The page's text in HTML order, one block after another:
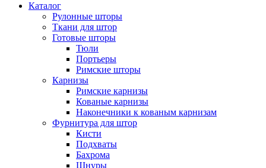
Каталог
Рулонные шторы
Ткани для штор
Готовые шторы
Тюли
Портьеры
Римские шторы
Карнизы
Римские карнизы
Кованые карнизы
Наконечники к кованым карнизам
Фурнитура для штор
Кисти
Подхваты
Бахрома
Шнуры